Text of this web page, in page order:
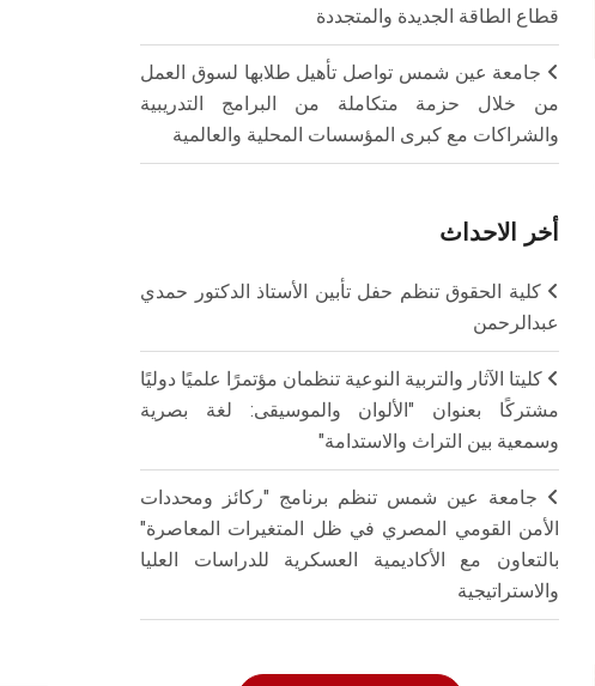
قطاع الطاقة الجديدة والمتجددة
جامعة عين شمس تواصل تأهيل طلابها لسوق العمل
من خلال حزمة متكاملة من البرامج التدريبية
والشراكات مع كبرى المؤسسات المحلية والعالمية
أخر الاحداث
كلية الحقوق تنظم حفل تأبين الأستاذ الدكتور حمدي
عبدالرحمن
كليتا الآثار والتربية النوعية تنظمان مؤتمرًا علميًا دوليًا
مشتركًا بعنوان "الألوان والموسيقى: لغة بصرية
وسمعية بين التراث والاستدامة"
جامعة عين شمس تنظم برنامج "ركائز ومحددات
الأمن القومي المصري في ظل المتغيرات المعاصرة"
بالتعاون مع الأكاديمية العسكرية للدراسات العليا
والاستراتيجية